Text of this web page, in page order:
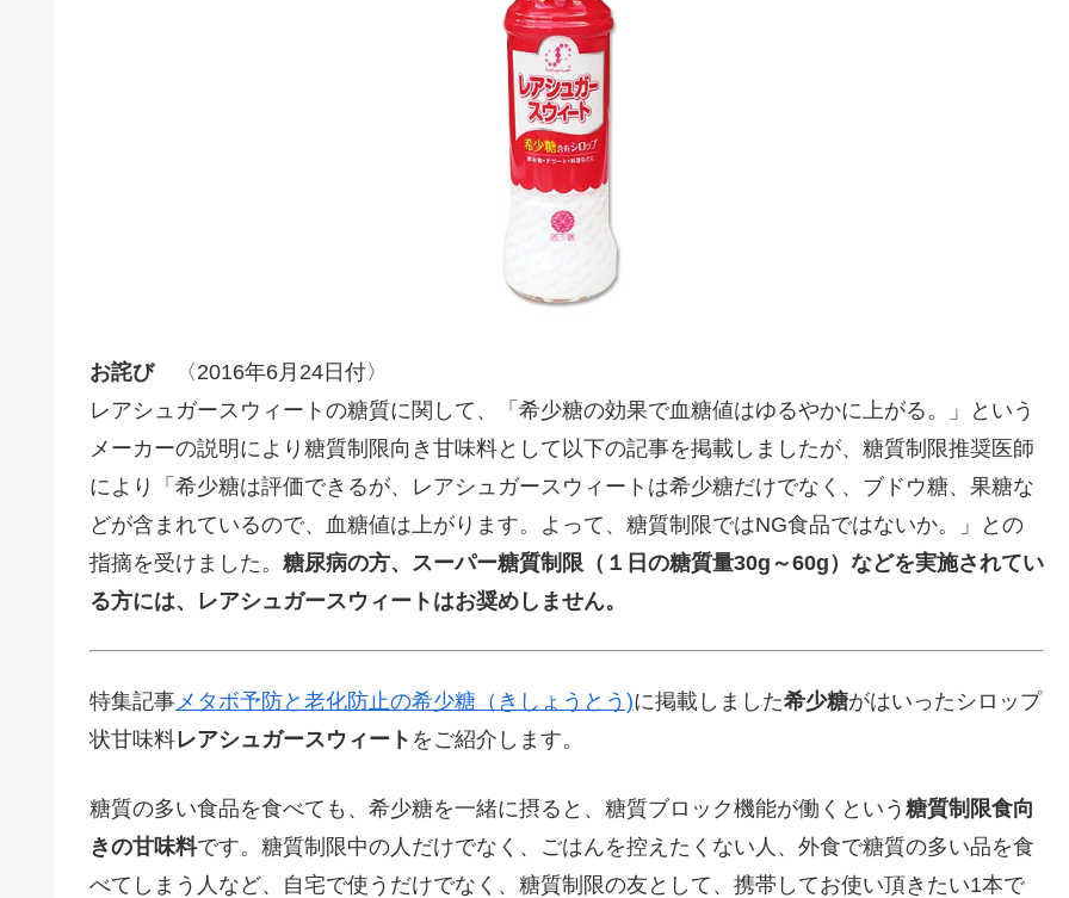
お詫び〈2016年6月24日付〉
レアシュガースウィートの糖質に関して、「希少糖の効果で血糖値はゆるやかに上がる。」という
メーカーの説明により糖質制限向き甘味料として以下の記事を掲載しましたが、糖質制限推奨医師
により「希少糖は評価できるが、レアシュガースウィートは希少糖だけでなく、ブドウ糖、果糖な
どが含まれているので、血糖値は上がります。よって、糖質制限ではNG食品ではないか。」との
指摘を受けました。 糖尿病の方、スーパー糖質制限（１日の糖質量30g～60g）などを実施されてい
る方には、レアシュガースウィートはお奨めしません。
特集記事メタボ予防と老化防止の希少糖（きしょうとう)に掲載しました希少糖がはいったシロップ
状甘味料レアシュガースウィート をご紹介します。
糖質の多い食品を食べても、希少糖を一緒に摂ると、糖質ブロック機能が働くという 糖質制限食向
きの甘味料です。糖質制限中の人だけでなく、ごはんを控えたくない人、外食で糖質の多い品を食
べてしまう人など、自宅で使うだけでなく、糖質制限の友として、携帯してお使い頂きたい1本で